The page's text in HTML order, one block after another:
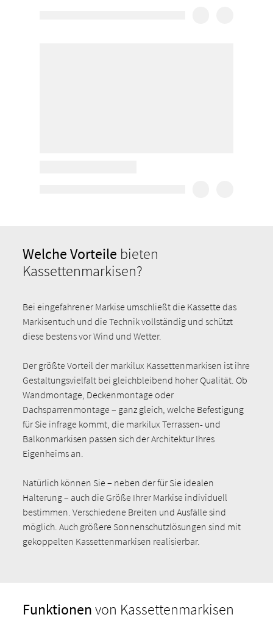
Welche Vorteile bieten
Kassettenmarkisen?
Bei eingefahrener Markise umschließt die Kassette das
Markisentuch und die Technik vollständig und schützt
diese bestens vor Wind und Wetter.
Der größte Vorteil der markilux Kassettenmarkisen ist ihre
Gestaltungsvielfalt bei gleichbleibend hoher Qualität. Ob
Wandmontage, Deckenmontage oder
Dachsparrenmontage – ganz gleich, welche Befestigung
für Sie infrage kommt, die markilux Terrassen- und
Balkonmarkisen passen sich der Architektur Ihres
Eigenheims an.
Natürlich können Sie – neben der für Sie idealen
Halterung – auch die Größe Ihrer Markise individuell
bestimmen. Verschiedene Breiten und Ausfälle sind
möglich. Auch größere Sonnenschutzlösungen sind mit
gekoppelten Kassettenmarkisen realisierbar.
Funktionenvon Kassettenmarkisen